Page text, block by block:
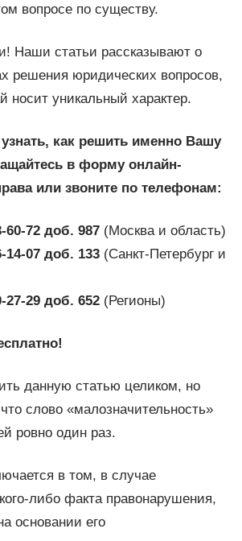
вопросе по существу.
Наши статьи рассказывают о
решения юридических вопросов,
носит уникальный характер.
как решить именно Вашу
в форму онлайн-
или звоните по телефонам:
60-72 доб. 987(Москва и область)
14-07 доб. 133(Санкт-Петербург и
27-29 доб. 652(Регионы)
данную статью целиком, но
слово «малозначительность»
ровно один раз.
в том, в случае
либо факта правонарушения,
основании его